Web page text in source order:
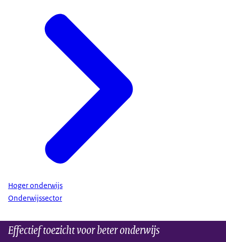
Hoger onderwijs
Onderwijssector
Effectief toezicht voor beter onderwijs